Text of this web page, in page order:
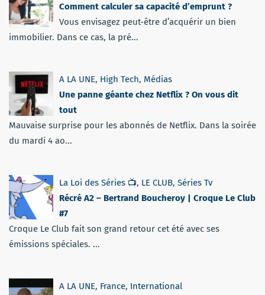
Comment calculer sa capacité d’emprunt ?
Vous envisagez peut-être d’acquérir un bien
immobilier. Dans ce cas, la pré...
A LA UNE, High Tech, Médias
Une panne géante chez Netflix ? On vous dit
tout
Mauvaise surprise pour les abonnés de Netflix. Dans la soirée
du mardi 4 ao...
La Loi des Séries 📺, LE CLUB, Séries Tv
Récré A2 – Bertrand Boucheroy | Croque Le Club
#7
Croque Le Club fait son grand retour cet été avec ses
émissions spéciales. ...
A LA UNE, France, International